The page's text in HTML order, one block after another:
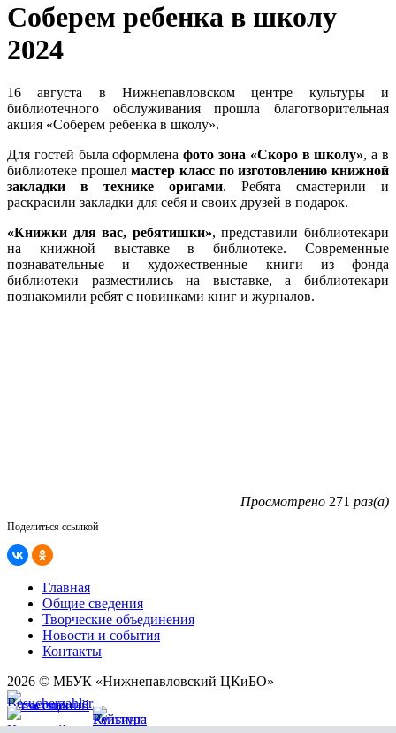
Соберем ребенка в школу
2024
16 августа в Нижнепавловском центре культуры и
библиотечного обслуживания прошла благотворительная
акция «Соберем ребенка в школу».
Для гостей была оформленафото зона «Скоро в школу», а в
библиотеке прошелмастер класс по изготовлению книжной
закладки в технике оригами. Ребята смастерили и
раскрасили закладки для себя и своих друзей в подарок.
«Книжки для вас, ребятишки», представили библиотекари
на книжной выставке в библиотеке. Современные
познавательные и художественные книги из фонда
библиотеки разместились на выставке, а библиотекари
познакомили ребят с новинками книг и журналов.
Просмотрено 271 раз(а)
Поделиться ссылкой
Главная
Общие сведения
Творческие объединения
Новости и события
Контакты
2026 © МБУК «Нижнепавловский ЦКиБО»